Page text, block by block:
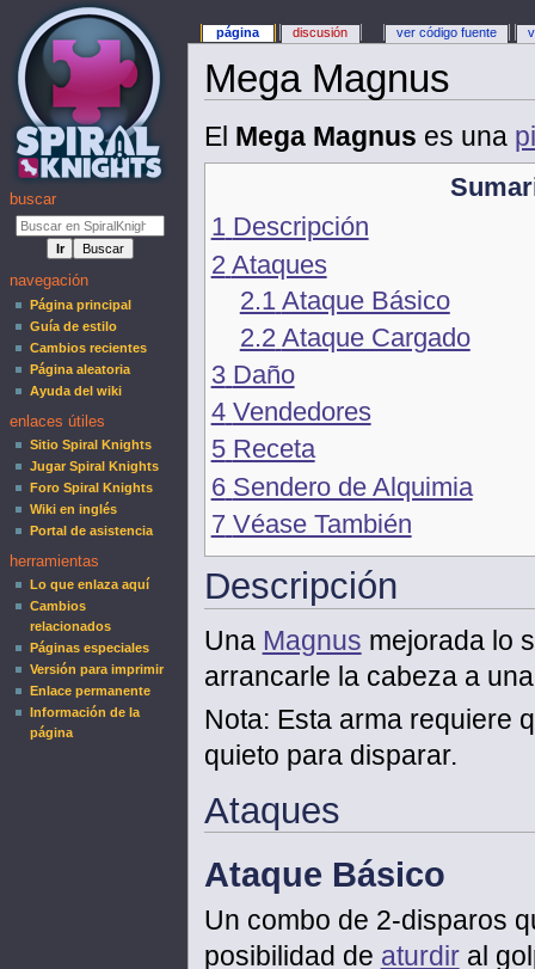
Mega Magnus
El Mega Magnus es una
1 Descripción
2 Ataques
2.1 Ataque Básico
2.2 Ataque Cargado
3 Daño
4 Vendedores
5 Receta
6 Sendero de Alquimia
7 Véase También
Descripción
Una Magnus mejorada lo
arrancarle la cabeza a
Nota: Esta arma requiere
quieto para disparar.
Ataques
Ataque Básico
Un combo de 2-disparos
posibilidad de aturdiral
página discusión ver código fuente
buscar
navegación
Página principal
Guía de estilo
Cambios recientes
Página aleatoria
Ayuda del wiki
enlaces útiles
Sitio Spiral Knights
Jugar Spiral Knights
Foro Spiral Knights
Wiki en inglés
Portal de asistencia
herramientas
Lo que enlaza aquí
Cambios
relacionados
Páginas especiales
Versión para imprimir
Enlace permanente
Información de la
página